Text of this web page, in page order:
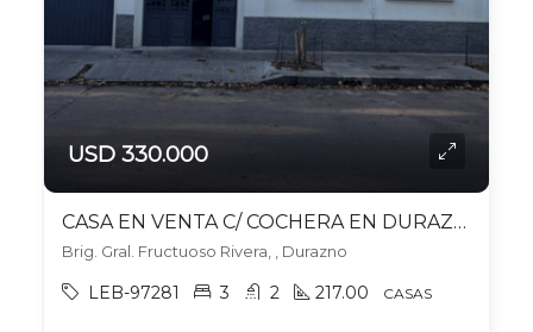
USD 330.000
CASA EN VENTA C/ COCHERA EN DURAZNO
Brig. Gral. Fructuoso Rivera, , Durazno
LEB-97281 3 2 217.00 CASAS